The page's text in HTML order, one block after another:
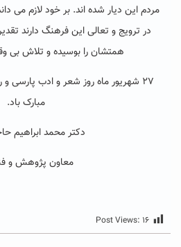
مردم این دیار شده اند. بر خود لازم می
در ترویج و تعالی این فرهنگ دارند
همتشان را بوسیده و تلاش بی
۲۷ شهریور ماه روز شعر و ادب پارسی
مبارک باد.
دکتر محمد ابراهیم
معاون پژوهش و
Post Views: ۱۶